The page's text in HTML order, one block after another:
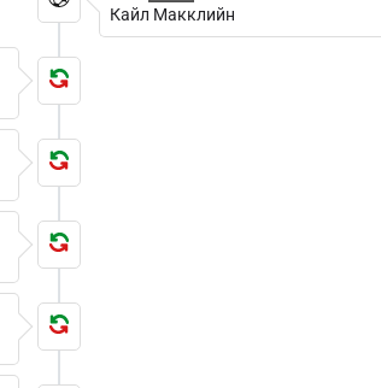
Кайл Макклийн